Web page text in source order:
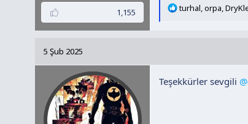
1,155
T
l
e
turhal,orpa,
5 Şub 2025
Teşekkürler sevgili